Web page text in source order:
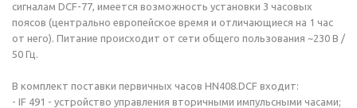
сигналам DCF-77, имеется возможность установки 3 часовых
поясов (центрально европейское время и отличающиеся на 1 час
от него). Питание происходит от сети общего пользования ~230 В /
50 Гц.
В комплект поставки первичных часов HN408.DCF входит:
- IF 491 - устройство управления вторичными импульсными часами;